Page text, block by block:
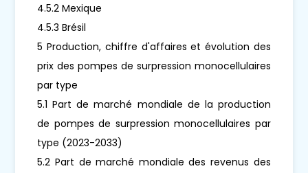
4.5.2 Mexique
4.5.3 Brésil
5 Production, chiffre d'affaires et évolution des
prix des pompes de surpression monocellulaires
par type
5.1 Part de marché mondiale de la production
de pompes de surpression monocellulaires par
type (2023-2033)
5.2 Part de marché mondiale des revenus des